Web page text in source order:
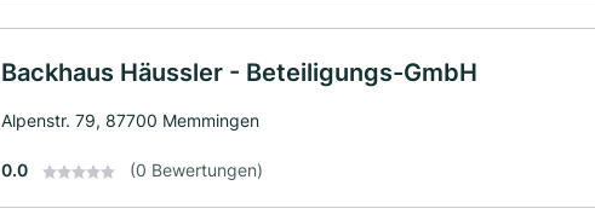
Backhaus Häussler - Beteiligungs-GmbH
Alpenstr. 79, 87700 Memmingen
0.0 (0 Bewertungen)